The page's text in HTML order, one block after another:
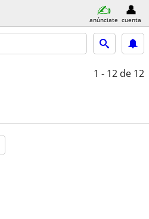
anúnciate cuenta
1 - 12 de 12